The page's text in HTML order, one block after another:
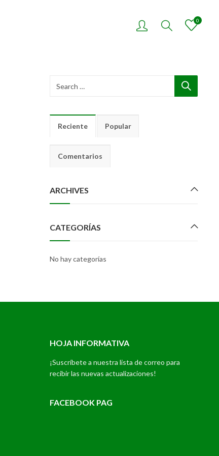
0
Reciente Popular
Comentarios
ARCHIVES
CATEGORÍAS
No hay categorías
HOJA INFORMATIVA
¡Suscríbete a nuestra lista de correo para
recibir las nuevas actualizaciones!
FACEBOOK PAG